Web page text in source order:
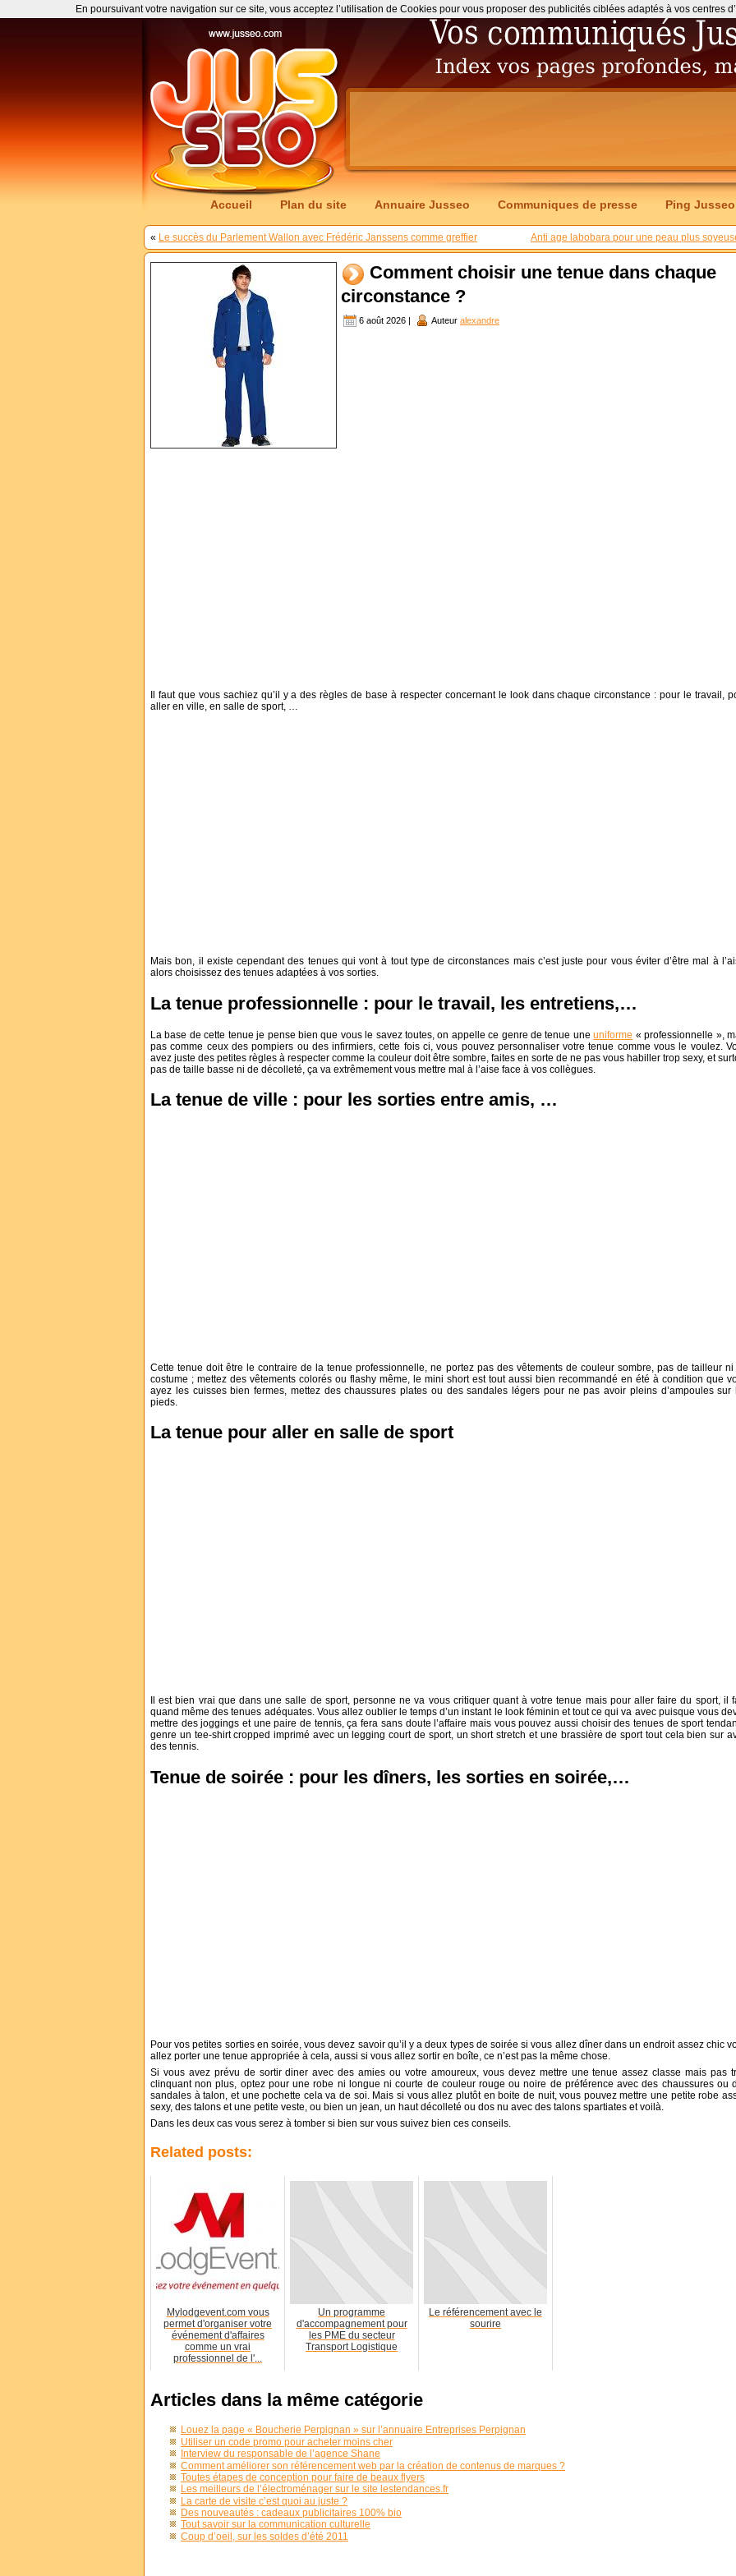
Accueil Plan du site Annuaire Jusseo Communiques de presse Ping Jusseo
« Le succès du Parlement Wallon avec Frédéric Janssens comme greffier Anti age labobara pour une peau plus
Comment choisir une tenue dans chaque
circonstance ?
6 août 2026 | Auteur alexandre
Il faut que vous sachiez qu’il y a des règles de base à respecter concernant le look dans chaque circonstance : pour le travail,
aller en ville, en salle de sport, …
Mais bon, il existe cependant des tenues qui vont à tout type de circonstances mais c’est juste pour vous éviter d’être mal à
alors choisissez des tenues adaptées à vos sorties.
La tenue professionnelle : pour le travail, les entretiens,…
La base de cette tenue je pense bien que vous le savez toutes, on appelle ce genre de tenue uneuniforme « professionnelle »,
pas comme ceux des pompiers ou des infirmiers, cette fois ci, vous pouvez personnaliser votre tenue comme vous le voulez.
avez juste des petites règles à respecter comme la couleur doit être sombre, faites en sorte de ne pas vous habiller trop sexy, et
pas de taille basse ni de décolleté, ça va extrêmement vous mettre mal à l’aise face à vos collègues.
La tenue de ville : pour les sorties entre amis, …
Cette tenue doit être le contraire de la tenue professionnelle, ne portez pas des vêtements de couleur sombre, pas de tailleur ni
costume ; mettez des vêtements colorés ou flashy même, le mini short est tout aussi bien recommandé en été à condition que
ayez les cuisses bien fermes, mettez des chaussures plates ou des sandales légers pour ne pas avoir pleins d’ampoules sur
pieds.
La tenue pour aller en salle de sport
Il est bien vrai que dans une salle de sport, personne ne va vous critiquer quant à votre tenue mais pour aller faire du sport, il
quand même des tenues adéquates. Vous allez oublier le temps d’un instant le look féminin et tout ce qui va avec puisque vous
mettre des joggings et une paire de tennis, ça fera sans doute l’affaire mais vous pouvez aussi choisir des tenues de sport
genre un tee-shirt cropped imprimé avec un legging court de sport, un short stretch et une brassière de sport tout cela bien sur
des tennis.
Tenue de soirée : pour les dîners, les sorties en soirée,…
Pour vos petites sorties en soirée, vous devez savoir qu’il y a deux types de soirée si vous allez dîner dans un endroit assez chic
allez porter une tenue appropriée à cela, aussi si vous allez sortir en boîte, ce n’est pas la même chose.
Si vous avez prévu de sortir diner avec des amies ou votre amoureux, vous devez mettre une tenue assez classe mais pas
clinquant non plus, optez pour une robe ni longue ni courte de couleur rouge ou noire de préférence avec des chaussures ou
sandales à talon, et une pochette cela va de soi. Mais si vous allez plutôt en boite de nuit, vous pouvez mettre une petite robe
sexy, des talons et une petite veste, ou bien un jean, un haut décolleté ou dos nu avec des talons spartiates et voilà.
Dans les deux cas vous serez à tomber si bien sur vous suivez bien ces conseils.
Related posts:
Mylodgevent.com vous
permet d'organiser votre
événement d'affaires
comme un vrai
professionnel de l'...
Un programme
d'accompagnement pour
les PME du secteur
Transport Logistique
Le référencement avec le
sourire
Articles dans la même catégorie
Louez la page « Boucherie Perpignan » sur l’annuaire Entreprises Perpignan
Utiliser un code promo pour acheter moins cher
Interview du responsable de l’agence Shane
Comment améliorer son référencement web par la création de contenus de marques ?
Toutes étapes de conception pour faire de beaux flyers
Les meilleurs de l’électroménager sur le site lestendances.fr
La carte de visite c’est quoi au juste ?
Des nouveautés : cadeaux publicitaires 100% bio
Tout savoir sur la communication culturelle
Coup d’oeil, sur les soldes d’été 2011
En poursuivant votre navigation sur ce site, vous acceptez l’utilisation de Cookies pour vous proposer des publicités ciblées adaptés à vos centres